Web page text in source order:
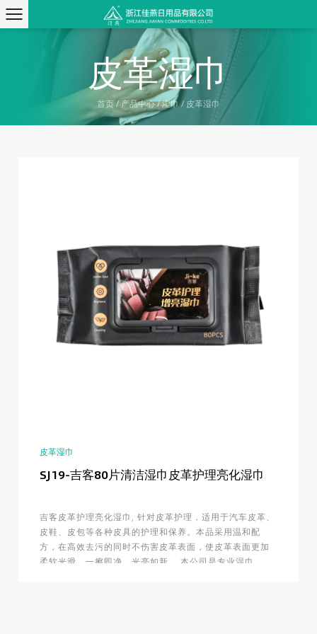
皮革湿巾
首页/ 产品中心/湿巾/ 皮革湿巾
皮革湿巾
SJ19-吉客80片清洁湿巾皮革护理亮化湿巾
吉客皮革护理亮化湿巾, 针对皮革护理，适用于汽车皮革、
皮鞋、皮包等各种皮具的护理和保养。本品采用温和配
方，在高效去污的同时不伤害皮革表面，使皮革表面更加
柔软光滑，一擦即净，光亮如新。 本公司是专业湿巾...